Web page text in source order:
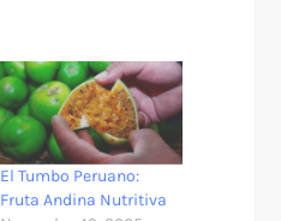
El Tumbo Peruano:
Fruta Andina Nutritiva